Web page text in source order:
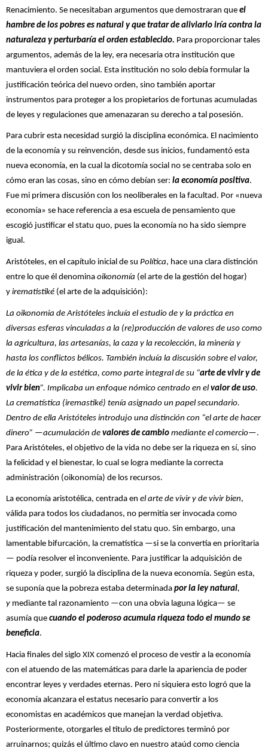
Renacimiento. Se necesitaban argumentos que demostraran que el
hambre de los pobres es natural y que tratar de aliviarlo iría contra la
naturaleza y perturbaría el orden establecido. Para proporcionar tales
argumentos, además de la ley, era necesaria otra institución que
mantuviera el orden social. Esta institución no solo debía formular la
justificación teórica del nuevo orden, sino también aportar
instrumentos para proteger a los propietarios de fortunas acumuladas
de leyes y regulaciones que amenazaran su derecho a tal posesión.
Para cubrir esta necesidad surgió la disciplina económica. El nacimiento
de la economía y su reinvención, desde sus inicios, fundamentó esta
nueva economía, en la cual la dicotomía social no se centraba solo en
cómo eran las cosas, sino en cómo debían ser: la economía positiva.
Fue mi primera discusión con los neoliberales en la facultad. Por «nueva
economía» se hace referencia a esa escuela de pensamiento que
escogió justificar el statu quo, pues la economía no ha sido siempre
igual.
Aristóteles, en el capítulo inicial de su Política, hace una clara distinción
entre lo que él denomina oikonomía (el arte de la gestión del hogar)
y irematistiké (el arte de la adquisición):
La oikonomia de Aristóteles incluía el estudio de y la práctica en
diversas esferas vinculadas a la (re)producción de valores de uso como
la agricultura, las artesanías, la caza y la recolección, la minería y
hasta los conflictos bélicos. También incluía la discusión sobre el valor,
de la ética y de la estética, como parte integral de su “arte de vivir y de
vivir bien”. Implicaba un enfoque nómico centrado en elvalor de uso.
La crematística (iremastiké) tenía asignado un papel secundario.
Dentro de ella Aristóteles introdujo una distinción con “el arte de hacer
dinero” —acumulación de valores de cambio mediante el comercio—.
Para Aristóteles, el objetivo de la vida no debe ser la riqueza en sí, sino
la felicidad y el bienestar, lo cual se logra mediante la correcta
administración (oikonomía) de los recursos.
La economía aristotélica, centrada en el arte de vivir y de vivir bien,
válida para todos los ciudadanos, no permitía ser invocada como
justificación del mantenimiento del statu quo. Sin embargo, una
lamentable bifurcación, la crematística —si se la convertía en prioritaria
— podía resolver el inconveniente. Para justificar la adquisición de
riqueza y poder, surgió la disciplina de la nueva economía. Según esta,
se suponía que la pobreza estaba determinada por la ley natural,
y mediante tal razonamiento —con una obvia laguna lógica— se
asumía que cuando el poderoso acumula riqueza todo el mundo se
beneficia.
Hacia finales del siglo XIX comenzó el proceso de vestir a la economía
con el atuendo de las matemáticas para darle la apariencia de poder
encontrar leyes y verdades eternas. Pero ni siquiera esto logró que la
economía alcanzara el estatus necesario para convertir a los
economistas en académicos que manejan la verdad objetiva.
Posteriormente, otorgarles el título de predictores terminó por
arruinarnos; quizás el último clavo en nuestro ataúd como ciencia